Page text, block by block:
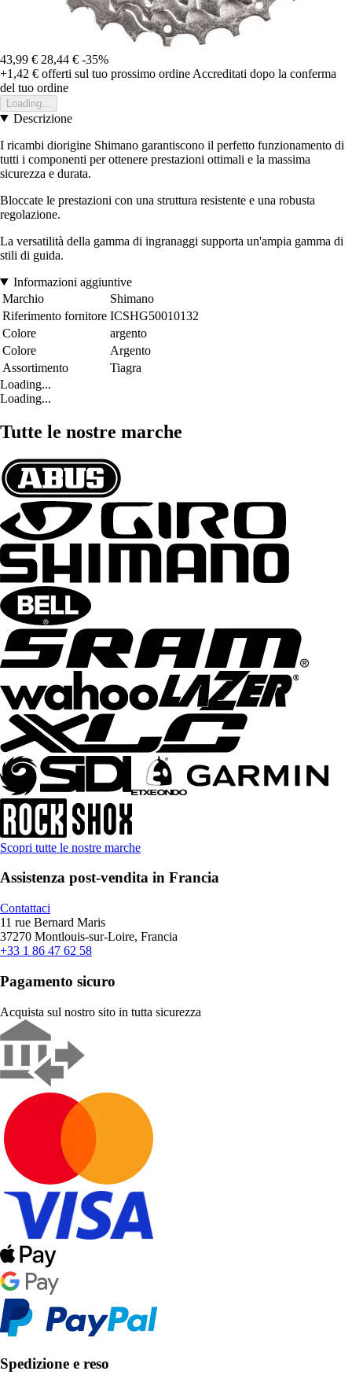
43,99 € 28,44 € -35%
+1,42 € offerti sul tuo prossimo ordine Accreditati dopo la conferma
del tuo ordine
Loading...
Descrizione
I ricambi diorigine Shimano garantiscono il perfetto funzionamento di
tutti i componenti per ottenere prestazioni ottimali e la massima
sicurezza e durata.
Bloccate le prestazioni con una struttura resistente e una robusta
regolazione.
La versatilità della gamma di ingranaggi supporta un'ampia gamma di
stili di guida.
Informazioni aggiuntive
Marchio
Shimano
Riferimento fornitore ICSHG50010132
Colore
argento
Colore
Argento
Assortimento
Tiagra
Loading...
Loading...
Tutte le nostre marche
Scopri tutte le nostre marche
Assistenza post-vendita in Francia
Contattaci
11 rue Bernard Maris
37270 Montlouis-sur-Loire, Francia
+33 1 86 47 62 58
Pagamento sicuro
Acquista sul nostro sito in tutta sicurezza
Spedizione e reso